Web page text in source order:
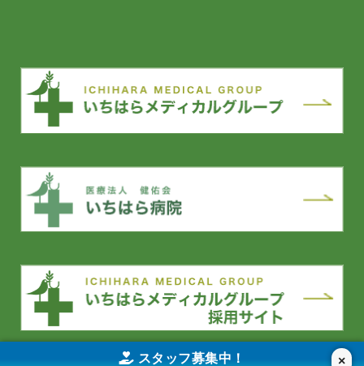
×
スタッフ募集中！